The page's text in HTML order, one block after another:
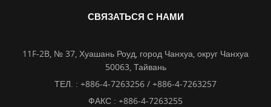
СВЯЗАТЬСЯ С НАМИ
11F-2B, № 37, Хуашань Роуд, город Чанхуа, округ Чанхуа
50063, Тайвань
ТЕЛ. : +886-4-7263256 / +886-4-7263257
ФАКС : +886-4-7263255